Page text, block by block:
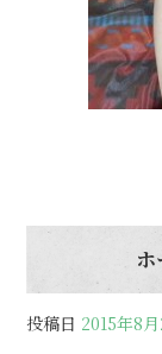
投稿日 2015年8